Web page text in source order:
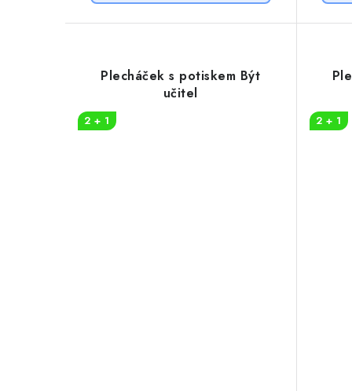
Plecháček s potiskem Být
učitel
2 + 1 2 + 1